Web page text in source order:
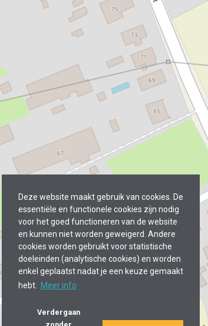
Deze website maakt gebruik van cookies. De
essentiële en functionele cookies zijn nodig
voor het goed functioneren van de website
en kunnen niet worden geweigerd. Andere
cookies worden gebruikt voor statistische
doeleinden (analytische cookies) en worden
enkel geplaatst nadat je een keuze gemaakt
hebt.
Meer info
Verdergaan